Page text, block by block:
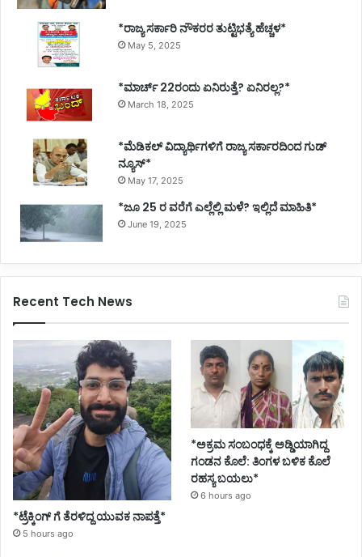
*ರಾಜ್ಯ ಸರ್ಕಾರಿ ನೌಕರರ ತುಟ್ಟಿಭತ್ಯೆ ಹೆಚ್ಚಳ*
May 5, 2025
*ಮಾರ್ಚ್ 22ರಂದು ಏನಿರುತ್ತೆ? ಏನಿರಲ್ಲ?*
March 18, 2025
*ಮೆಡಿಕಲ್ ವಿದ್ಯಾರ್ಥಿಗಳಿಗೆ ರಾಜ್ಯ ಸರ್ಕಾರದಿಂದ ಗುಡ್
ನ್ಯೂಸ್*
May 17, 2025
*ಜೂ 25 ರ ವರೆಗೆ ಎಲ್ಲೆಲ್ಲಿ ಮಳೆ? ಇಲ್ಲಿದೆ ಮಾಹಿತಿ*
June 19, 2025
Recent Tech News
*ಟ್ರೆಕ್ಕಿಂಗ್ ಗೆ ತೆರಳಿದ್ದ ಯುವಕ ನಾಪತ್ತೆ*
5 hours ago
*ಅಕ್ರಮ ಸಂಬಂಧಕ್ಕೆ ಅಡ್ಡಿಯಾಗಿದ್ದ
ಗಂಡನ ಕೊಲೆ: ತಿಂಗಳ ಬಳಿಕ ಕೊಲೆ
ರಹಸ್ಯ ಬಯಲು*
6 hours ago